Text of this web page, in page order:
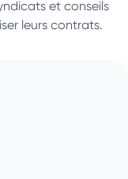
et conseils
leurs contrats.